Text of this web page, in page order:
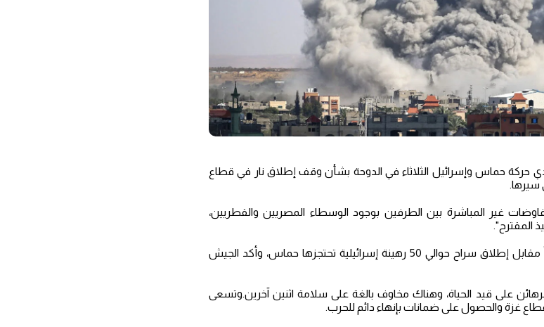
حركة حماس وإسرائيل الثلاثاء في الدوحة بشأن وقف إطلاق نار في قطاع
غير المباشرة بين الطرفين بوجود الوسطاء المصريين والقطريين،
المقترح".
وتهدف المفاوضات إلى إقرار هدنة 60 يوماً مقابل إطلاق سراح حوالي 50 رهينة إسرائيلية تحتجزها حماس، وأكد الجيش
إسرائيليون أن 20 من الرهائن على قيد الحياة، وهناك مخاوف بالغة على سلامة اثنين آخرين.وتسعى
غزة والحصول على ضمانات بإنهاء دائم للحرب.